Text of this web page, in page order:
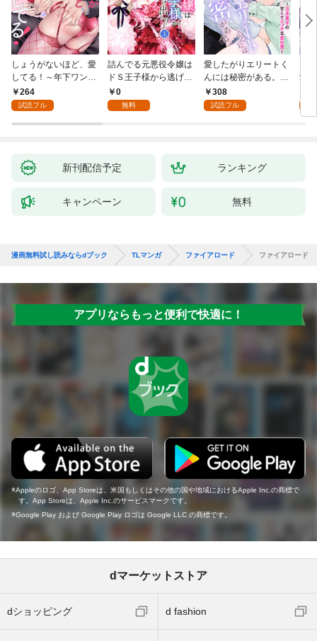
しょうがないほど、愛
してる！～年下ワンコ
秋くんの一途な溺愛暴
走中～1
264
試読フル
詰んでる元悪役令嬢は
ドＳ王子様から逃げ出
したい 【分冊版】 1
0
無料
愛したがりエリートく
んには秘密がある。～
沼系男子の甘くてエッ
チな恋の罠～(1)
308
試読フル
愛
新刊配信予定 ランキング
キャンペーン 無料
漫画無料試し読みならdブック TLマンガ ファイアロード ファイアロード
アプリならもっと便利で快適に！
Appleのロゴ、App Storeは、米国もしくはその他の国や地域におけるApple Inc.の商標で
す。App Storeは、Apple Inc.のサービスマークです。
Google Play および Google Play ロゴは Google LLC の商標です。
dマーケットストア
dショッピング d fashion